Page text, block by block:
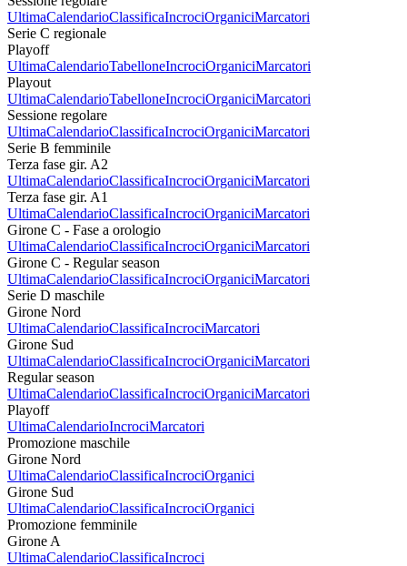
UltimaCalendarioClassificaIncrociOrganiciMarcatori
Serie C regionale
Playoff
UltimaCalendarioTabelloneIncrociOrganiciMarcatori
Playout
UltimaCalendarioTabelloneIncrociOrganiciMarcatori
Sessione regolare
UltimaCalendarioClassificaIncrociOrganiciMarcatori
Serie B femminile
Terza fase gir. A2
UltimaCalendarioClassificaIncrociOrganiciMarcatori
Terza fase gir. A1
UltimaCalendarioClassificaIncrociOrganiciMarcatori
Girone C - Fase a orologio
UltimaCalendarioClassificaIncrociOrganiciMarcatori
Girone C - Regular season
UltimaCalendarioClassificaIncrociOrganiciMarcatori
Serie D maschile
Girone Nord
UltimaCalendarioClassificaIncrociMarcatori
Girone Sud
UltimaCalendarioClassificaIncrociOrganiciMarcatori
Regular season
UltimaCalendarioClassificaIncrociOrganiciMarcatori
Playoff
UltimaCalendarioIncrociMarcatori
Promozione maschile
Girone Nord
UltimaCalendarioClassificaIncrociOrganici
Girone Sud
UltimaCalendarioClassificaIncrociOrganici
Promozione femminile
Girone A
UltimaCalendarioClassificaIncroci